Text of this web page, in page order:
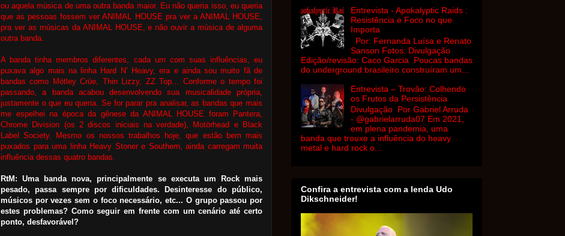
ou aquela música de uma outra banda maior. Eu não queria isso, eu queria
que as pessoas fossem ver ANIMAL HOUSE pra ver a ANIMAL HOUSE,
pra ver as músicas da ANIMAL HOUSE, e não ouvir a música de alguma
outra banda.
A banda tinha membros diferentes, cada um com suas influências, eu
puxava algo mais na linha Hard N’ Heavy, era e ainda sou muito fã de
bandas como Mötley Crüe, Thin Lizzy, ZZ Top... Conforme o tempo foi
passando, a banda acabou desenvolvendo sua musicalidade própria,
justamente o que eu queria. Se for parar pra analisar, as bandas que mais
me espelhei na época da gênese da ANIMAL HOUSE foram Pantera,
Chrome Division (os 2 discos iniciais na verdade), Motörhead e Black
Label Society. Mesmo os nossos trabalhos hoje, que estão bem mais
puxados para uma linha Heavy Stoner e Southern, ainda carregam muita
influência dessas quatro bandas.
RtM: Uma banda nova, principalmente se executa um Rock mais
pesado, passa sempre por dificuldades. Desinteresse do público,
músicos por vezes sem o foco necessário, etc... O grupo passou por
estes problemas? Como seguir em frente com um cenário até certo
ponto, desfavorável?
Entrevista - Apokalyptic Raids :
Resistência e Foco no que
Importa
Por: Fernanda Luísa e Renato
Sanson Fotos: Divulgação
Edição/revisão: Caco Garcia Poucas bandas
do underground brasileiro construíram um...
Entrevista – Trovão: Colhendo
os Frutos da Persistência
Divulgação Por Gabriel Arruda
- @gabrielarruda07 Em 2021,
em plena pandemia, uma
banda que trouxe a influência do heavy
metal e hard rock o...
Confira a entrevista com a lenda Udo
Dikschneider!